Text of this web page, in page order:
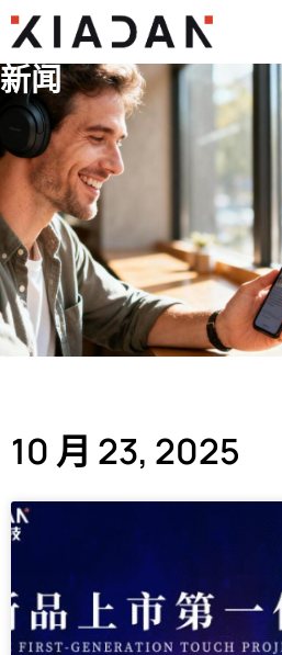
新闻
10 月 23, 2025